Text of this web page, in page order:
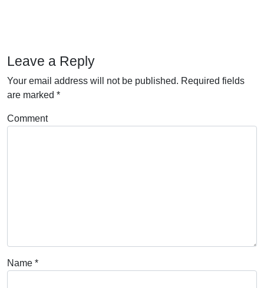
Leave a Reply
Your email address will not be published. Required fields
are marked *
Comment
Name *